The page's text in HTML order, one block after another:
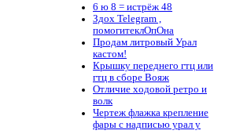
6 ю 8 = истрёж 48
Здох Telegram ,
помогитеклОпОна
Продам литровый Урал
кастом!
Крышку переднего гтц или
гтц в сборе Вояж
Отличие ходовой ретро и
волк
Чертеж флажка крепление
фары с надписью урал у